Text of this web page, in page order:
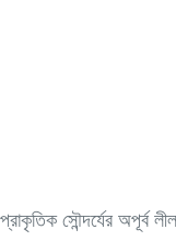
প্রাকৃতিক সৌন্দর্যের অপূর্ব